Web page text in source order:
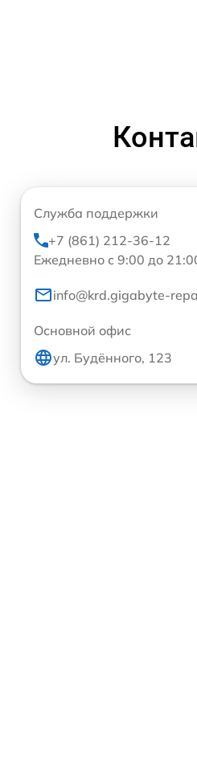
Служба поддержки
+7 (861) 212-36-12
Ежедневно с 9:00 до
info@krd.gigabyte-
Основной офис
ул. Будённого, 123